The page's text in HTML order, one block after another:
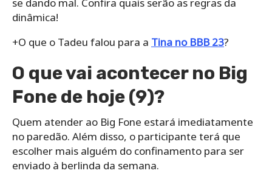
dinâmica!
+O que o Tadeu falou para a Tina no BBB 23?
O que vai acontecer no Big
Fone de hoje (9)?
Quem atender ao Big Fone estará imediatamente
no paredão. Além disso, o participante terá que
escolher mais alguém do confinamento para ser
enviado à berlinda da semana.